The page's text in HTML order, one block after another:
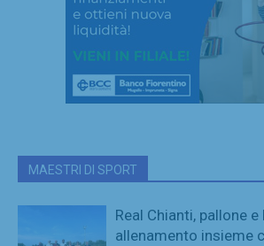
MAESTRI DI SPORT
Real Chianti, pallone e
allenamento insieme